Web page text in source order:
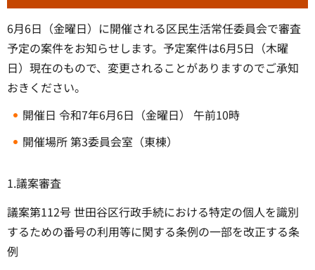
6月6日（金曜日）に開催される区民生活常任委員会で審査
予定の案件をお知らせします。予定案件は6月5日（木曜
日）現在のもので、変更されることがありますのでご承知
おきください。
開催日 令和7年6月6日（金曜日） 午前10時
開催場所 第3委員会室（東棟）
1.議案審査
議案第112号 世田谷区行政手続における特定の個人を識別
するための番号の利用等に関する条例の一部を改正する条
例